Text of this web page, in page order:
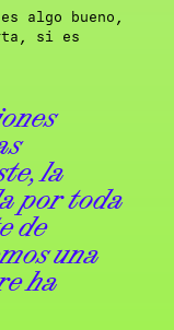
algo bueno,
si es
la
por toda
de
una
ha